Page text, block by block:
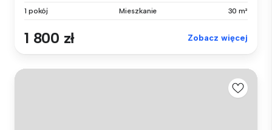
1 pokój Mieszkanie 30 m²
1 800 zł Zobacz więcej